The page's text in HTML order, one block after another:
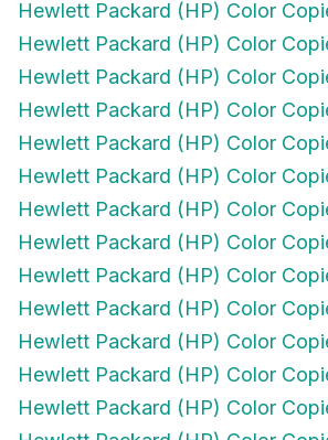
Hewlett Packard (HP) Color
Hewlett Packard (HP) Color
Hewlett Packard (HP) Color
Hewlett Packard (HP) Color
Hewlett Packard (HP) Color
Hewlett Packard (HP) Color
Hewlett Packard (HP) Color
Hewlett Packard (HP) Color
Hewlett Packard (HP) Color
Hewlett Packard (HP) Color
Hewlett Packard (HP) Color
Hewlett Packard (HP) Color
Hewlett Packard (HP) Color